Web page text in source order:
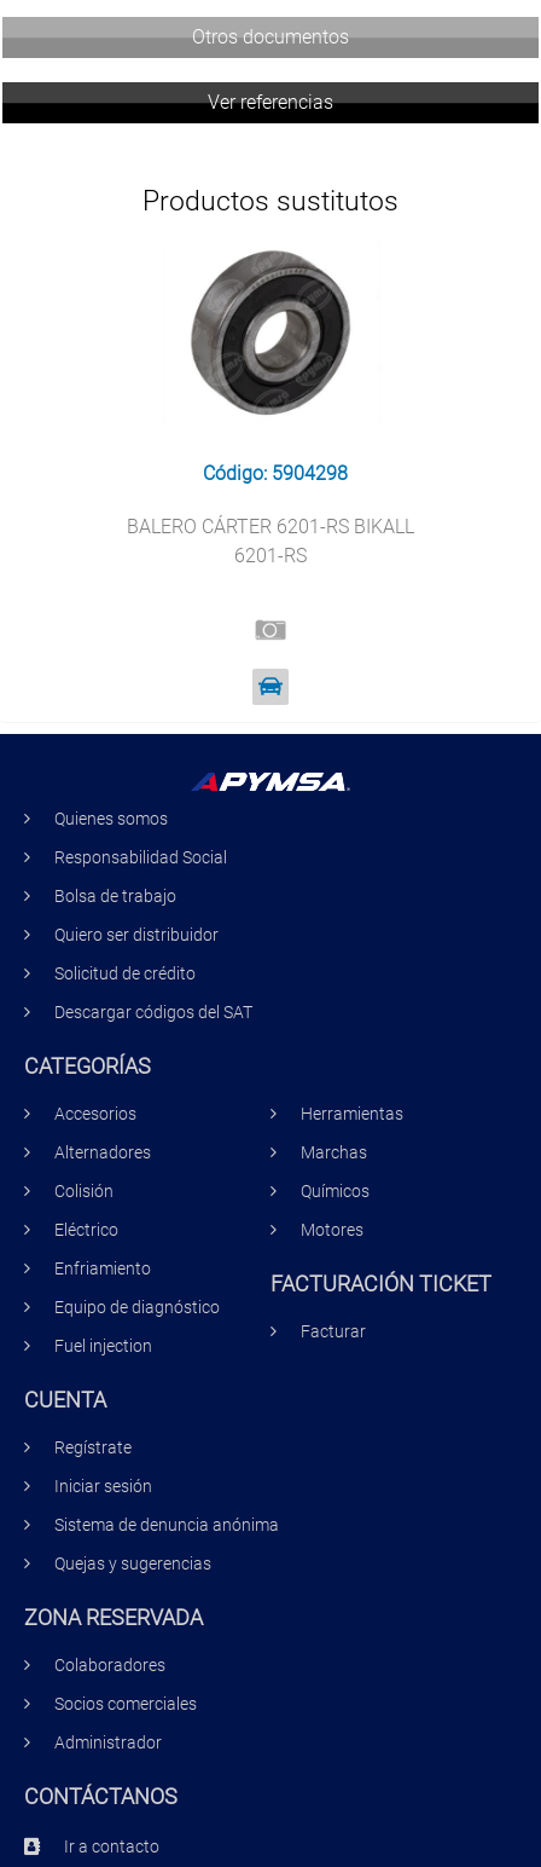
Otros documentos
Ver referencias
Productos sustitutos
Código: 5904298
BALERO CÁRTER 6201-RS BIKALL
6201-RS
Quienes somos
Responsabilidad Social
Bolsa de trabajo
Quiero ser distribuidor
Solicitud de crédito
Descargar códigos del SAT
CATEGORÍAS
Accesorios
Alternadores
Colisión
Eléctrico
Enfriamiento
Equipo de diagnóstico
Fuel injection
Herramientas
Marchas
Químicos
Motores
FACTURACIÓN TICKET
Facturar
CUENTA
Regístrate
Iniciar sesión
Sistema de denuncia anónima
Quejas y sugerencias
ZONA RESERVADA
Colaboradores
Socios comerciales
Administrador
CONTÁCTANOS
Ir a contacto